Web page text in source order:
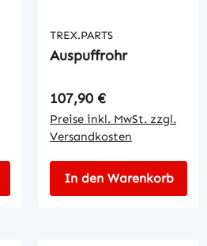
TREX.PARTS
Auspuffrohr
Regulärer Preis:
107,90 €
Preise inkl. MwSt. zzgl.
Versandkosten
In den Warenkorb